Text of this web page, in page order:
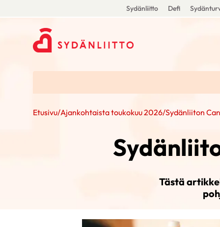
Sydänliitto Defi
Etusivu/Ajankohtaista toukokuu 2026/Sydänliiton
Tästä